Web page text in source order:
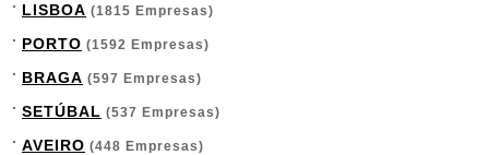
LISBOA (1815 Empresas)
PORTO (1592 Empresas)
BRAGA (597 Empresas)
SETÚBAL (537 Empresas)
AVEIRO (448 Empresas)